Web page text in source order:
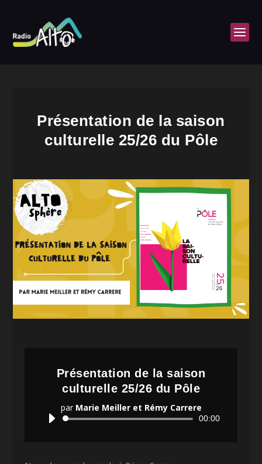
Présentation de la saison
culturelle 25/26 du Pôle
Présentation de la saison
culturelle 25/26 du Pôle
par Marie Meiller et Rémy Carrere
Lecteur
00:00